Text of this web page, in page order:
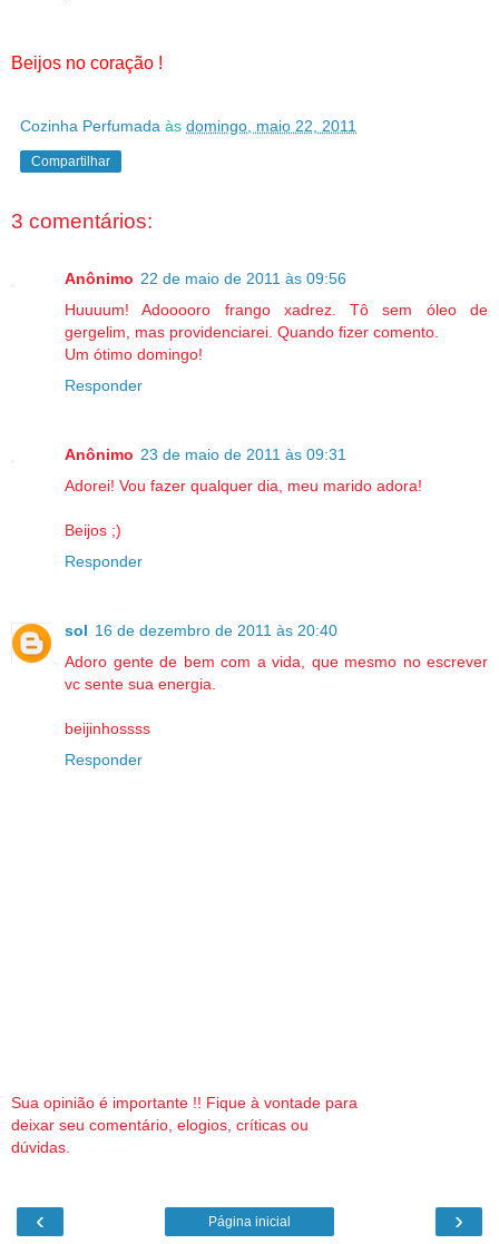
Beijos no coração !
Cozinha Perfumada às domingo, maio 22, 2011
Compartilhar
3 comentários:
Anônimo 22 de maio de 2011 às 09:56
Huuuum! Adooooro frango xadrez. Tô sem óleo de
gergelim, mas providenciarei. Quando fizer comento.
Um ótimo domingo!
Responder
Anônimo 23 de maio de 2011 às 09:31
Adorei! Vou fazer qualquer dia, meu marido adora!
Beijos ;)
Responder
sol 16 de dezembro de 2011 às 20:40
Adoro gente de bem com a vida, que mesmo no escrever
vc sente sua energia.
beijinhossss
Responder
Sua opinião é importante !! Fique à vontade para
deixar seu comentário, elogios, críticas ou
dúvidas.
‹ ›
Página inicial